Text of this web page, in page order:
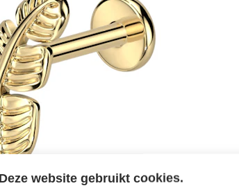
website gebruikt cookies.